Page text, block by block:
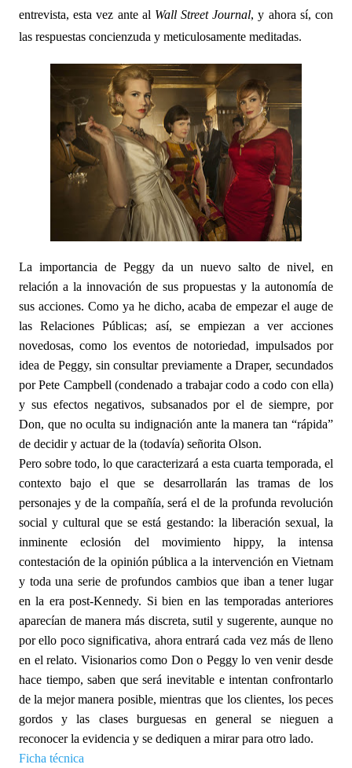
entrevista, esta vez ante al Wall Street Journal, y ahora sí, con
las respuestas concienzuda y meticulosamente meditadas.
La importancia de Peggy da un nuevo salto de nivel, en
relación a la innovación de sus propuestas y la autonomía de
sus acciones. Como ya he dicho, acaba de empezar el auge de
las Relaciones Públicas; así, se empiezan a ver acciones
novedosas, como los eventos de notoriedad, impulsados por
idea de Peggy, sin consultar previamente a Draper, secundados
por Pete Campbell (condenado a trabajar codo a codo con ella)
y sus efectos negativos, subsanados por el de siempre, por
Don, que no oculta su indignación ante la manera tan “rápida”
de decidir y actuar de la (todavía) señorita Olson.
Pero sobre todo, lo que caracterizará a esta cuarta temporada, el
contexto bajo el que se desarrollarán las tramas de los
personajes y de la compañía, será el de la profunda revolución
social y cultural que se está gestando: la liberación sexual, la
inminente eclosión del movimiento hippy, la intensa
contestación de la opinión pública a la intervención en Vietnam
y toda una serie de profundos cambios que iban a tener lugar
en la era post-Kennedy. Si bien en las temporadas anteriores
aparecían de manera más discreta, sutil y sugerente, aunque no
por ello poco significativa, ahora entrará cada vez más de lleno
en el relato. Visionarios como Don o Peggy lo ven venir desde
hace tiempo, saben que será inevitable e intentan confrontarlo
de la mejor manera posible, mientras que los clientes, los peces
gordos y las clases burguesas en general se nieguen a
reconocer la evidencia y se dediquen a mirar para otro lado.
Ficha técnica